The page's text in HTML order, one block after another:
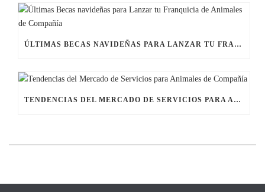
ÚLTIMAS BECAS NAVIDEÑAS PARA LANZAR TU FRANQUICIA DE ANIMALES DE COMPAÑÍA
TENDENCIAS DEL MERCADO DE SERVICIOS PARA ANIMALES DE COMPAÑÍA